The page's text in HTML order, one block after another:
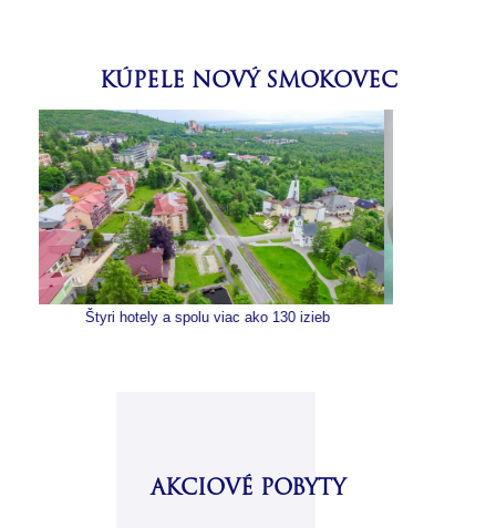
KÚPELE NOVÝ SMOKOVEC
viac ako 130 izieb Moderné vybavenie a liečebné
AKCIOVÉ POBYTY